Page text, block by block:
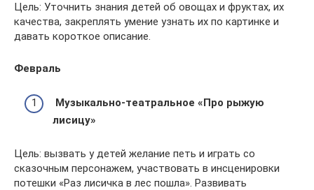
Цель: Уточнить знания детей об овощах и фруктах, их
качества, закреплять умение узнать их по картинке и
давать короткое описание.
Февраль
Музыкально-театральное «Про рыжую
лисицу»
Цель: вызвать у детей желание петь и играть со
сказочным персонажем, участвовать в инсценировки
потешки «Раз лисичка в лес пошла». Развивать